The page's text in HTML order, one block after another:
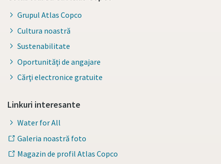
Grupul Atlas Copco
Cultura noastră
Sustenabilitate
Oportunităţi de angajare
Cărţi electronice gratuite
Linkuri interesante
Water for All
Galeria noastră foto
Magazin de profil Atlas Copco